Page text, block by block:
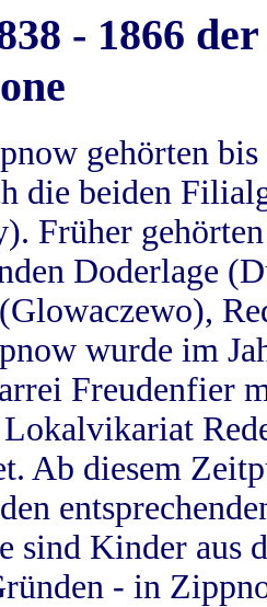
- 1866
gehörten
die beiden
Früher
Doderlage
wurde im
Freudenfier
Ab diesem
sind Kinder aus
- in